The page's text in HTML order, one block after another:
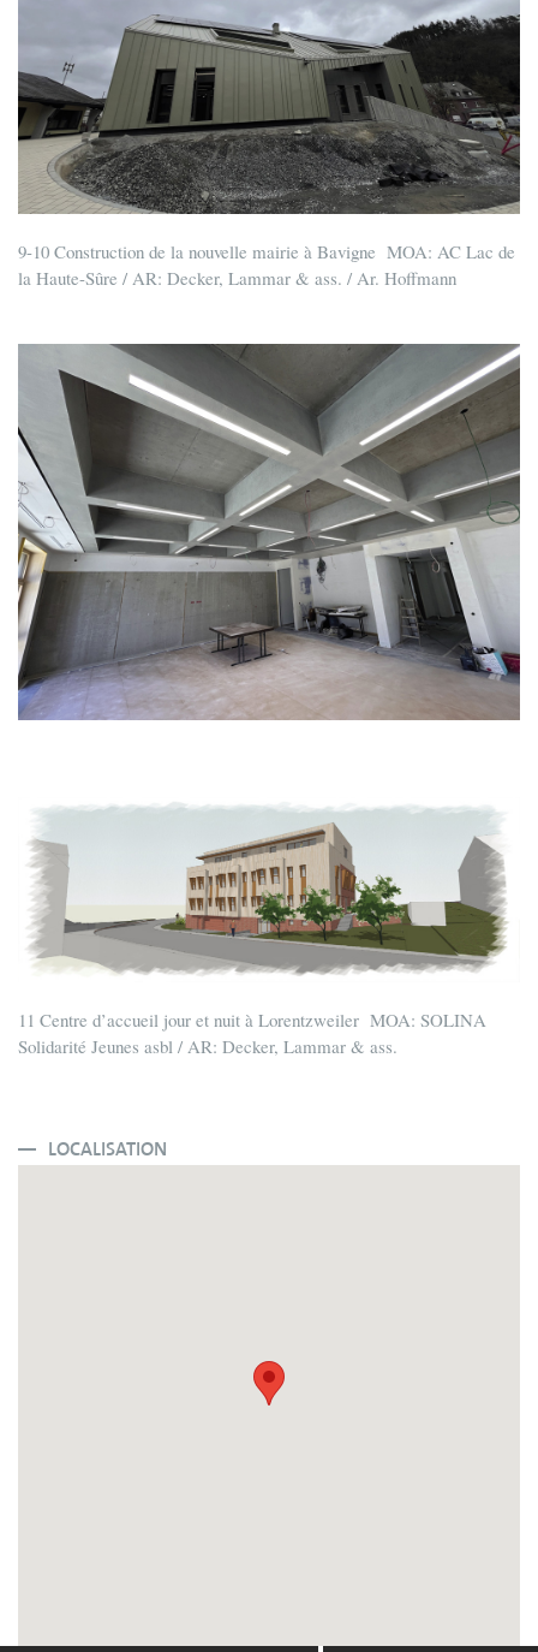
9-10 Construction de la nouvelle mairie à Bavigne MOA: AC Lac de
la Haute-Sûre / AR: Decker, Lammar & ass. / Ar. Hoffmann
11 Centre d’accueil jour et nuit à Lorentzweiler MOA: SOLINA
Solidarité Jeunes asbl / AR: Decker, Lammar & ass.
LOCALISATION